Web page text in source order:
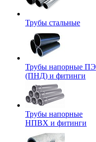
Трубы стальные
Трубы напорные ПЭ
(ПНД) и фитинги
Трубы напорные
НПВХ и фитинги